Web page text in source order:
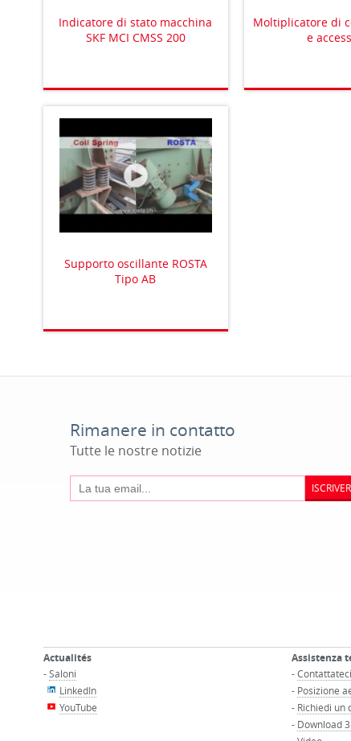
Indicatore di stato macchina
SKF MCI CMSS 200
Moltiplicatore di
e
Supporto oscillante ROSTA
Tipo AB
Rimanere in contatto
Tutte le nostre notizie
Actualités
-Saloni
LinkedIn
YouTube
Assistenza
-
- Posizione
- Richiedi un
- Download